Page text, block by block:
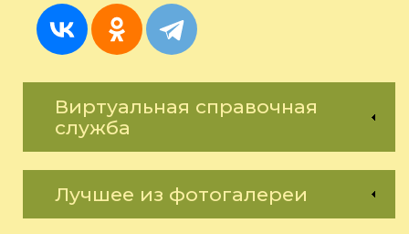
Виртуальная справочная
служба
Лучшее из фотогалереи